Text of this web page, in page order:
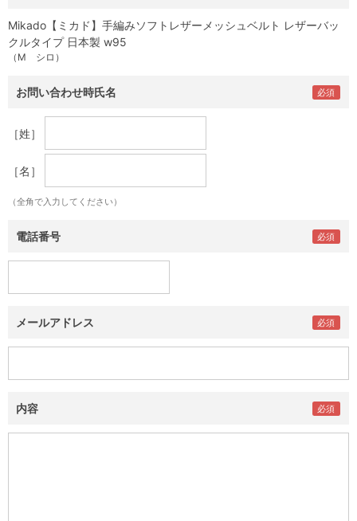
Mikado【ミカド】手編みソフトレザーメッシュベルト レザーバッ
クルタイプ 日本製 w95
（M シロ）
お問い合わせ時氏名
［姓］
［名］
（全角で入力してください）
電話番号
メールアドレス
内容